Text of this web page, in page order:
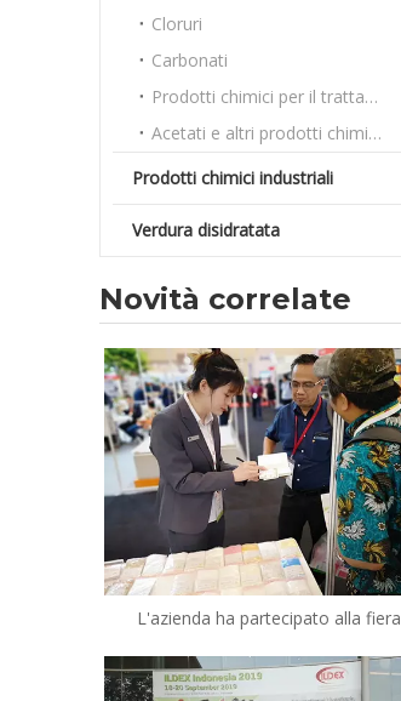
Cloruri
Carbonati
Prodotti chimici per il trattamento delle acque
Acetati e altri prodotti chimici sfusi
Prodotti chimici industriali
Verdura disidratata
Novità correlate
L'azienda ha partecipato alla fiera